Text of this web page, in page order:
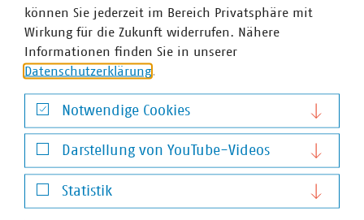
VKU-Bereiche
ENERGIEWIRTSCHAFTWASSER/ABWASSERDIGITALISIERUNG/TKABFALLWIRTSCHAFT
RECHT
können Sie jederzeit im Bereich Privatsphäre mit
Wirkung für die Zukunft widerrufen. Nähere
Informationen finden Sie in unserer
Datenschutzerklärung
Notwendige Cookies
Notwendige Cookies
Darstellung von YouTube-Videos
Darstellung von YouTube-Videos
Statistik
Statistik